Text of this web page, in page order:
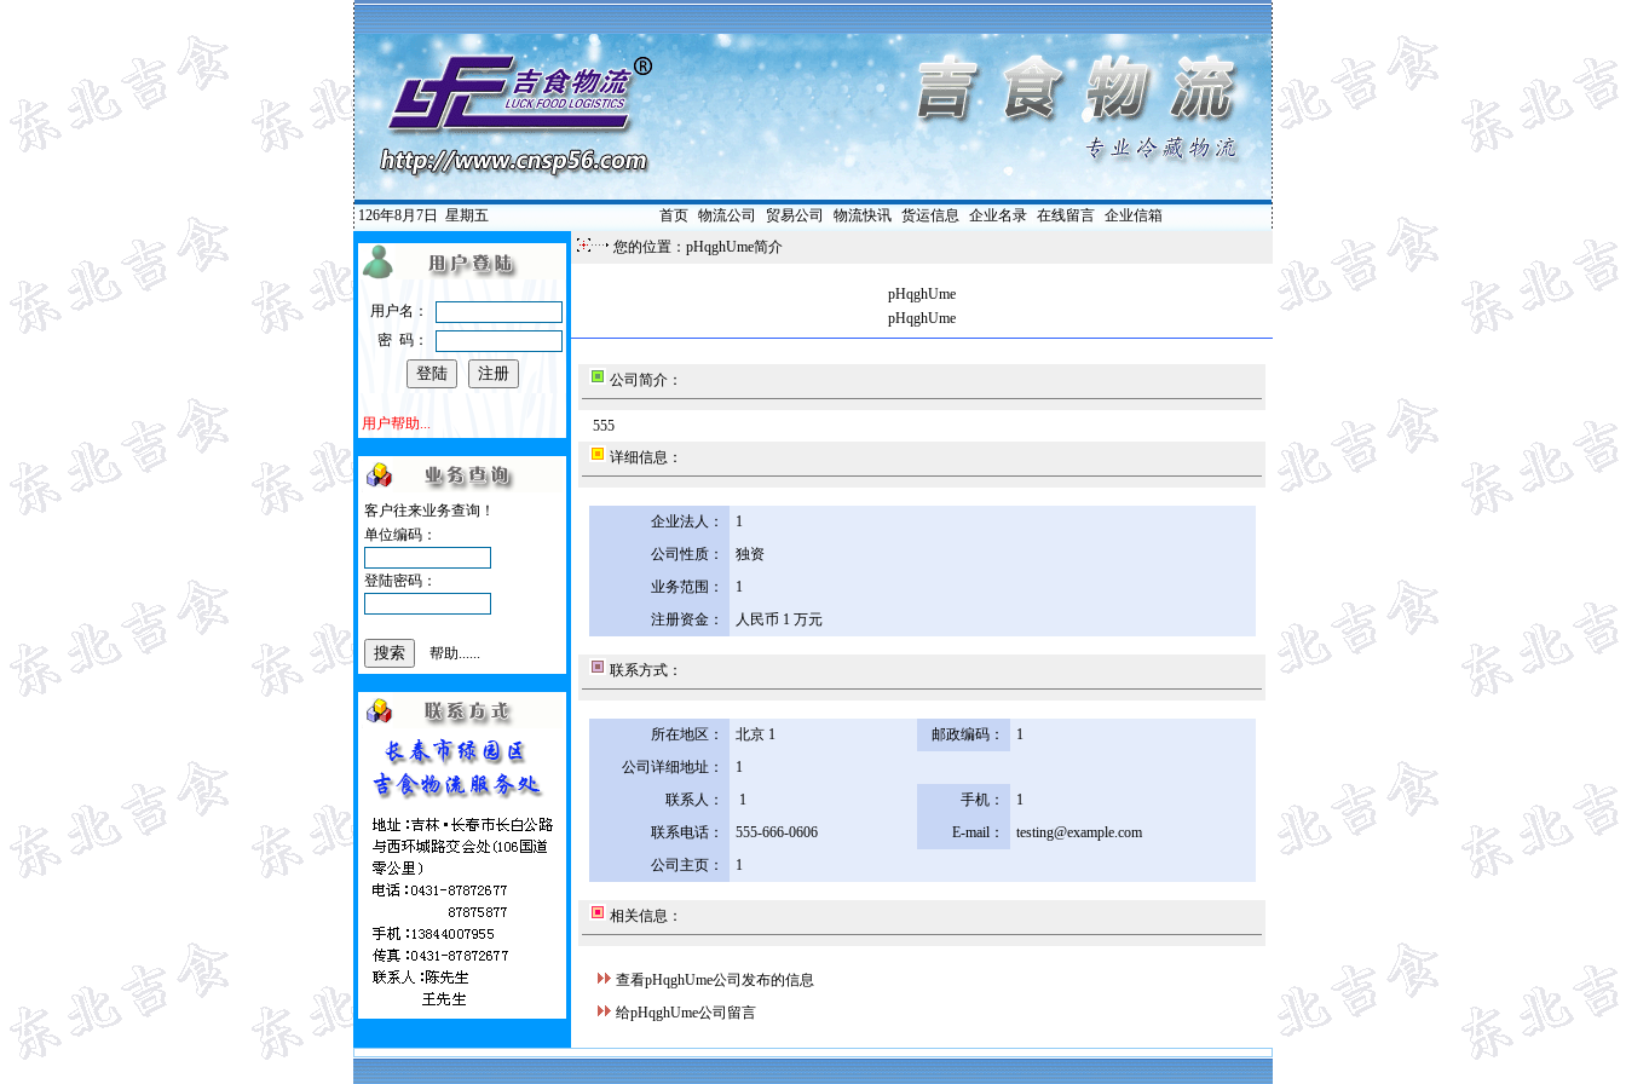
126年8月7日 星期五 首页| 物流公司 贸易公司 物流快讯| 货运信息 企业名录| 在线留言| 企业信箱
用户名：
密 码：
用户帮助...
客户往来业务查询！
单位编码：
登陆密码：
帮助......
您的位置：pHqghUme简介
pHqghUme
pHqghUme
公司简介：
555
详细信息：
企业法人：
1
公司性质：
独资
业务范围：
1
注册资金：
人民币 1 万元
联系方式：
所在地区： 北京 1 邮政编码：
1
公司详细地址：
1
联系人：
1 手机：
1
联系电话：
555-666-0606 E-mail：
testing@example.com
公司主页：
1
相关信息：
查看pHqghUme公司发布的信息
给pHqghUme公司留言